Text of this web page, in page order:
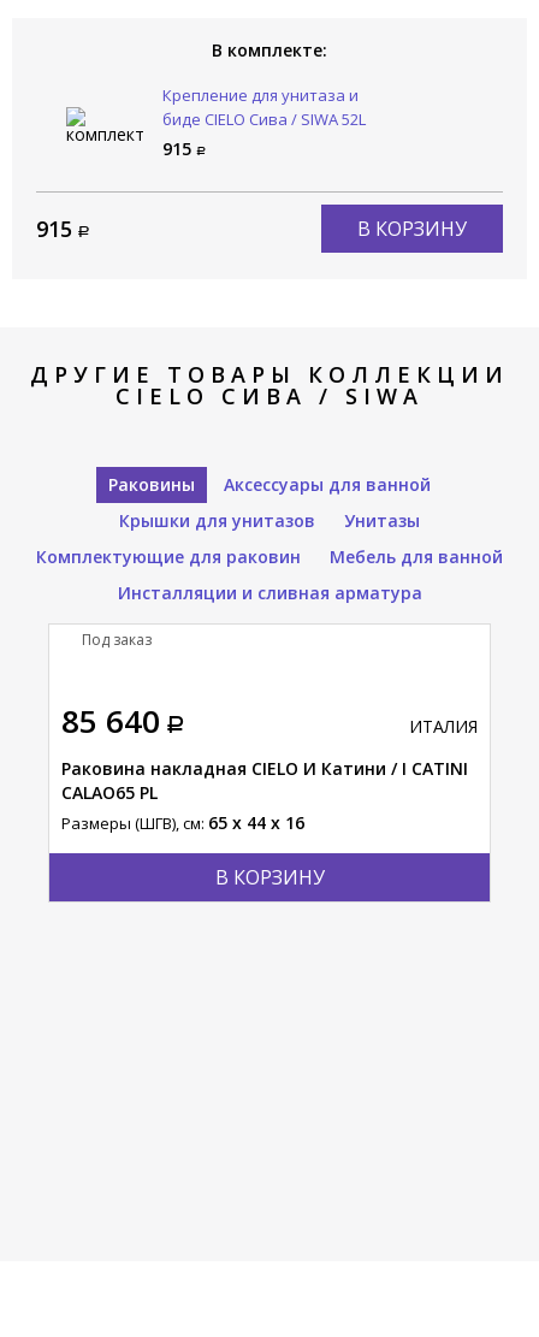
В комплекте:
Крепление для унитаза и
биде CIELO Сива / SIWA 52L
915
915 В КОРЗИНУ
ДРУГИЕ ТОВАРЫ КОЛЛЕКЦИИ
CIELO СИВА / SIWA
Раковины
Аксессуары для ванной
Крышки для унитазов
Унитазы
Комплектующие для раковин
Мебель для ванной
Инсталляции и сливная арматура
85 640
В КОРЗИНУ
ИТАЛИЯ
Раковина накладная CIELO И Катини / I CATINI
CALAO65 PL
Размеры (ШГВ), см: 65 x 44 x 16
Под заказ